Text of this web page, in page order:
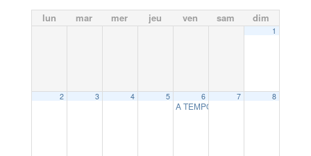
lun mar mer jeu ven sam dim
1
2 3 4 5 6
A TEMPO : le projet musical
7 8